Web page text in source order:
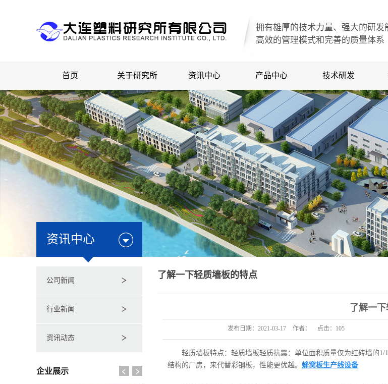
拥有雄厚的技术力量、强大的研发
高效的管理模式和完善的
首页 关于研究所 资讯中心 产品中心 技术研发
资讯中心
公司新闻
行业新闻
资讯动态
企业展示
了解一下轻质墙板的特点
了解一
发布日期： 2021-03-17 作者： 点击： 105
轻质墙板特点： 轻质墙板轻质抗震： 单位面积质量仅为红砖墙的
结构的厂房，来代替彩钢板，性能更优越。 蜂窝板生产线设备